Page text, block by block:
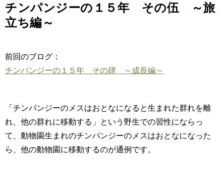
チンパンジーの１５年 その伍 ～旅
立ち編～
前回のブログ：
チンパンジーの１５年 その肆 ～成長編～
「チンパンジーのメスはおとなになると生まれた群れを離
れ、他の群れに移動する」という野生での習性にならっ
て、動物園生まれのチンパンジーのメスはおとなになった
ら、他の動物園に移動するのが通例です。